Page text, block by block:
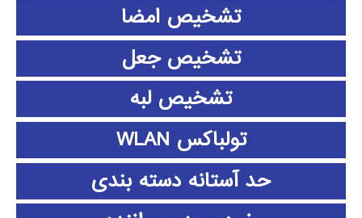
تشخیص امضا
تشخیص جعل
تشخیص لبه
تولباکس WLAN
حد آستانه دسته بندی